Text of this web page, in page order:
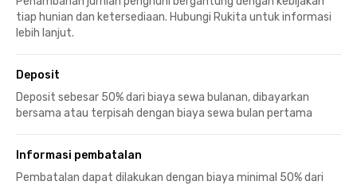
tiap hunian dan ketersediaan. Hubungi Rukita untuk informasi
lebih lanjut.
Deposit
Deposit sebesar 50% dari biaya sewa bulanan, dibayarkan
bersama atau terpisah dengan biaya sewa bulan pertama
Informasi pembatalan
Pembatalan dapat dilakukan dengan biaya minimal 50% dari